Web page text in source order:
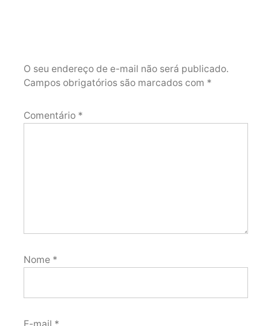
O seu endereço de e-mail não será publicado.
Campos obrigatórios são marcados com *
Comentário *
Nome *
E-mail *